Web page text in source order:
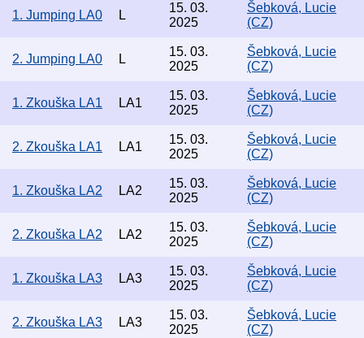
1. Jumping LA0 L
15. 03.
2025
Šebková, Lucie
(CZ)
2. Jumping LA0 L
15. 03.
2025
Šebková, Lucie
(CZ)
1. Zkouška LA1 LA1
15. 03.
2025
Šebková, Lucie
(CZ)
2. Zkouška LA1 LA1
15. 03.
2025
Šebková, Lucie
(CZ)
1. Zkouška LA2 LA2
15. 03.
2025
Šebková, Lucie
(CZ)
2. Zkouška LA2 LA2
15. 03.
2025
Šebková, Lucie
(CZ)
1. Zkouška LA3 LA3
15. 03.
2025
Šebková, Lucie
(CZ)
2. Zkouška LA3 LA3
15. 03.
2025
Šebková, Lucie
(CZ)